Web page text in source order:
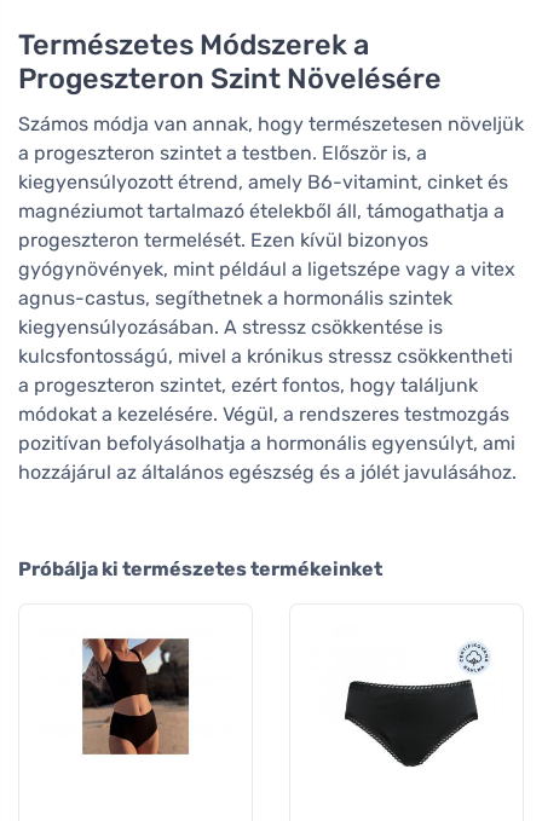
Természetes Módszerek a
Progeszteron Szint Növelésére
Számos módja van annak, hogy természetesen növeljük
a progeszteron szintet a testben. Először is, a
kiegyensúlyozott étrend, amely B6-vitamint, cinket és
magnéziumot tartalmazó ételekből áll, támogathatja a
progeszteron termelését. Ezen kívül bizonyos
gyógynövények, mint például a ligetszépe vagy a vitex
agnus-castus, segíthetnek a hormonális szintek
kiegyensúlyozásában. A stressz csökkentése is
kulcsfontosságú, mivel a krónikus stressz csökkentheti
a progeszteron szintet, ezért fontos, hogy találjunk
módokat a kezelésére. Végül, a rendszeres testmozgás
pozitívan befolyásolhatja a hormonális egyensúlyt, ami
hozzájárul az általános egészség és a jólét javulásához.
Próbálja ki természetes termékeinket